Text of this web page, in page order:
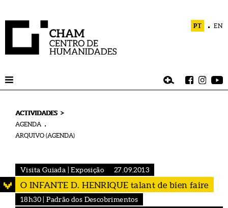
PT EN
ACTIVIDADES >
AGENDA
ARQUIVO (AGENDA)
Visita Guiada | Exposição 27.09.2013
O INFANTE D. HENRIQUE talant de bien faire
18h30 | Padrão dos Descobrimentos